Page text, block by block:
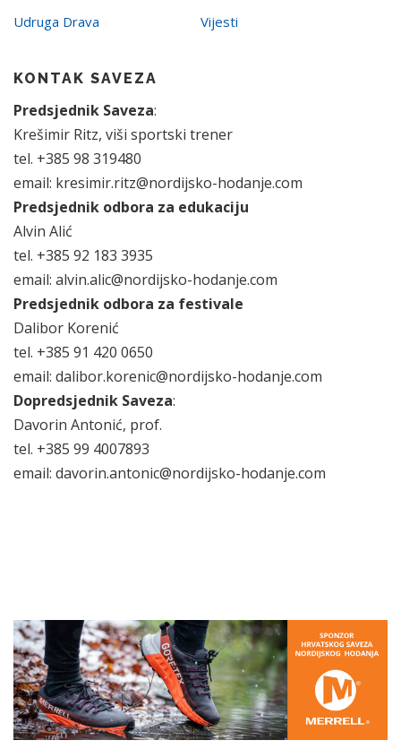
Udruga Drava
Vijesti
KONTAK SAVEZA
Predsjednik Saveza:
Krešimir Ritz, viši sportski trener
tel. +385 98 319480
email: kresimir.ritz@nordijsko-hodanje.com
Predsjednik odbora za edukaciju
Alvin Alić
tel. +385 92 183 3935
email: alvin.alic@nordijsko-hodanje.com
Predsjednik odbora za festivale
Dalibor Korenić
tel. +385 91 420 0650
email: dalibor.korenic@nordijsko-hodanje.com
Dopredsjednik Saveza:
Davorin Antonić, prof.
tel. +385 99 4007893
email: davorin.antonic@nordijsko-hodanje.com